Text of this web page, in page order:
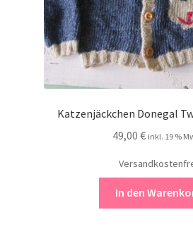
Katzenjäckchen Donegal
49,00 € inkl. 19 %
In den